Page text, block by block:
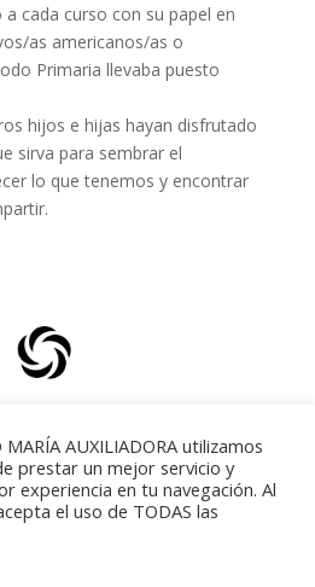
cada curso con su papel en
as americanos/as o
Primaria llevaba puesto
hijos e hijas hayan disfrutado
sirva para sembrar el
lo que tenemos y encontrar
MARÍA AUXILIADORA utilizamos
prestar un mejor servicio y
experiencia en tu navegación. Al
el uso de TODAS las